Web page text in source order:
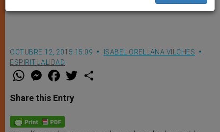
OCTUBRE 12, 2015 15:09
ISABEL ORELLANA VILCHES
ESPIRITUALIDAD
W
t
s
p
p
M
e
s
e
g
e
F
a
e
b
o
k
w
Share this Entry